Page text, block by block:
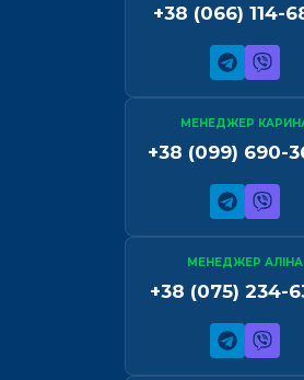
+38 (066) 114-
МЕНЕДЖЕР
+38 (099) 690-
МЕНЕДЖЕР АЛІНА
+38 (075) 234-